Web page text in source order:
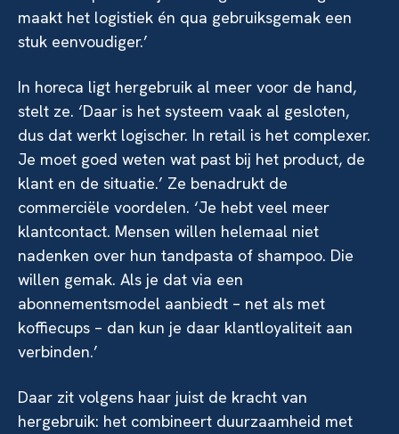
maakt het logistiek én qua gebruiksgemak een
stuk eenvoudiger.’
In horeca ligt hergebruik al meer voor de hand,
stelt ze. ‘Daar is het systeem vaak al gesloten,
dus dat werkt logischer. In retail is het complexer.
Je moet goed weten wat past bij het product, de
klant en de situatie.’ Ze benadrukt de
commerciële voordelen. ‘Je hebt veel meer
klantcontact. Mensen willen helemaal niet
nadenken over hun tandpasta of shampoo. Die
willen gemak. Als je dat via een
abonnementsmodel aanbiedt – net als met
koffiecups – dan kun je daar klantloyaliteit aan
verbinden.’
Daar zit volgens haar juist de kracht van
hergebruik: het combineert duurzaamheid met